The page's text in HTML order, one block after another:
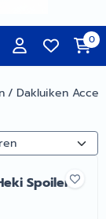
0
/ Dakluiken
Spoiler